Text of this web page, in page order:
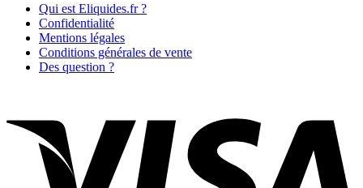
Qui est Eliquides.fr ?
Confidentialité
Mentions légales
Conditions générales de vente
Des question ?